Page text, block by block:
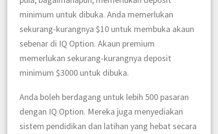
minimum untuk dibuka. Anda memerlukan
sekurang-kurangnya $10 untuk membuka akaun
sebenar di IQ Option. Akaun premium
memerlukan sekurang-kurangnya deposit
minimum $3000 untuk dibuka.
Anda boleh berdagang untuk lebih 500 pasaran
dengan IQ Option. Mereka juga menyediakan
sistem pendidikan dan latihan yang hebat secara